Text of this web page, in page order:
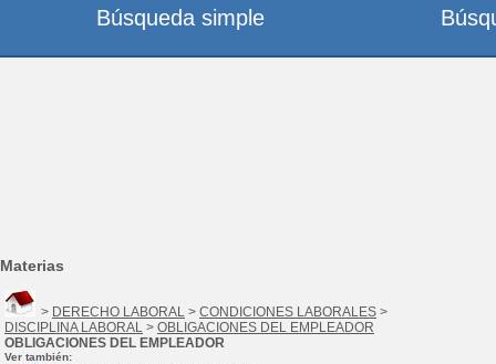
Materias
> DERECHO LABORAL > CONDICIONES LABORALES >
DISCIPLINA LABORAL > OBLIGACIONES DEL EMPLEADOR
OBLIGACIONES DEL EMPLEADOR
Ver también:
Búsqueda simple